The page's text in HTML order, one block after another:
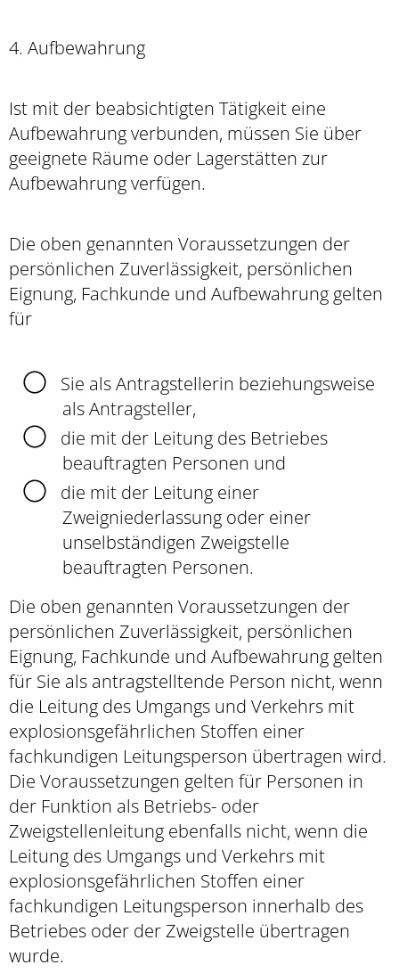
4. Aufbewahrung
Ist mit der beabsichtigten Tätigkeit eine
Aufbewahrung verbunden, müssen Sie über
geeignete Räume oder Lagerstätten zur
Aufbewahrung verfügen.
Die oben genannten Voraussetzungen der
persönlichen Zuverlässigkeit, persönlichen
Eignung, Fachkunde und Aufbewahrung gelten
für
Sie als Antragstellerin beziehungsweise
als Antragsteller,
die mit der Leitung des Betriebes
beauftragten Personen und
die mit der Leitung einer
Zweigniederlassung oder einer
unselbständigen Zweigstelle
beauftragten Personen.
Die oben genannten Voraussetzungen der
persönlichen Zuverlässigkeit, persönlichen
Eignung, Fachkunde und Aufbewahrung gelten
für Sie als antragstelltende Person nicht, wenn
die Leitung des Umgangs und Verkehrs mit
explosionsgefährlichen Stoffen einer
fachkundigen Leitungsperson übertragen wird.
Die Voraussetzungen gelten für Personen in
der Funktion als Betriebs- oder
Zweigstellenleitung ebenfalls nicht, wenn die
Leitung des Umgangs und Verkehrs mit
explosionsgefährlichen Stoffen einer
fachkundigen Leitungsperson innerhalb des
Betriebes oder der Zweigstelle übertragen
wurde.